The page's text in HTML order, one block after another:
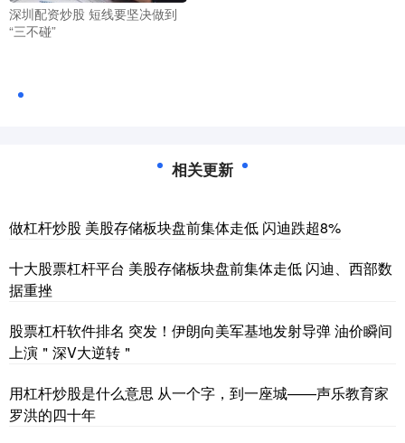
深圳配资炒股 短线要坚决做到
“三不碰”
相关更新
做杠杆炒股 美股存储板块盘前集体走低 闪迪跌超8%
十大股票杠杆平台 美股存储板块盘前集体走低 闪迪、西部数
据重挫
股票杠杆软件排名 突发！伊朗向美军基地发射导弹 油价瞬间
上演＂深V大逆转＂
用杠杆炒股是什么意思 从一个字，到一座城——声乐教育家
罗洪的四十年